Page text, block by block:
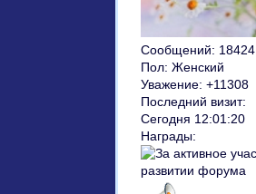
Сообщений: 18424
Пол: Женский
Уважение: +11308
Последний визит:
Сегодня 12:01:20
Награды: